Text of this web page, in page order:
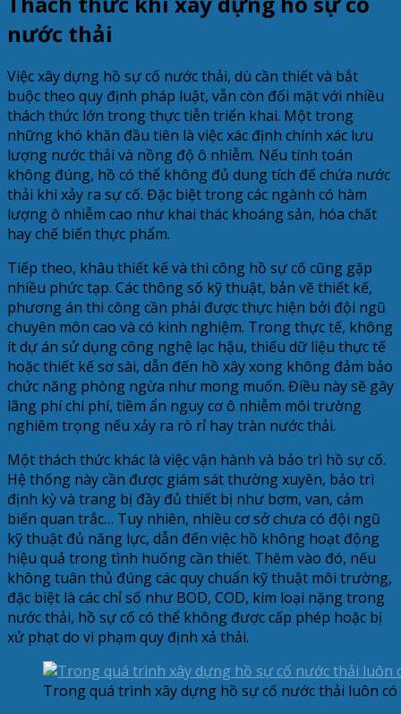
nước thải
Việc xây dựng hồ sự cố nước thải, dù cần thiết và bắt
buộc theo quy định pháp luật, vẫn còn đối mặt với nhiều
thách thức lớn trong thực tiễn triển khai. Một trong
những khó khăn đầu tiên là việc xác định chính xác lưu
lượng nước thải và nồng độ ô nhiễm. Nếu tính toán
không đúng, hồ có thể không đủ dung tích để chứa nước
thải khi xảy ra sự cố. Đặc biệt trong các ngành có hàm
lượng ô nhiễm cao như khai thác khoáng sản, hóa chất
hay chế biến thực phẩm.
Tiếp theo, khâu thiết kế và thi công hồ sự cố cũng gặp
nhiều phức tạp. Các thông số kỹ thuật, bản vẽ thiết kế,
phương án thi công cần phải được thực hiện bởi đội ngũ
chuyên môn cao và có kinh nghiệm. Trong thực tế, không
ít dự án sử dụng công nghệ lạc hậu, thiếu dữ liệu thực tế
hoặc thiết kế sơ sài, dẫn đến hồ xây xong không đảm bảo
chức năng phòng ngừa như mong muốn. Điều này sẽ gây
lãng phí chi phí, tiềm ẩn nguy cơ ô nhiễm môi trường
nghiêm trọng nếu xảy ra rò rỉ hay tràn nước thải.
Một thách thức khác là việc vận hành và bảo trì hồ sự cố.
Hệ thống này cần được giám sát thường xuyên, bảo trì
định kỳ và trang bị đầy đủ thiết bị như bơm, van, cảm
biến quan trắc… Tuy nhiên, nhiều cơ sở chưa có đội ngũ
kỹ thuật đủ năng lực, dẫn đến việc hồ không hoạt động
hiệu quả trong tình huống cần thiết. Thêm vào đó, nếu
không tuân thủ đúng các quy chuẩn kỹ thuật môi trường,
đặc biệt là các chỉ số như BOD, COD, kim loại nặng trong
nước thải, hồ sự cố có thể không được cấp phép hoặc bị
xử phạt do vi phạm quy định xả thải.
Trong quá trình xây dựng hồ sự cố nước thải luôn